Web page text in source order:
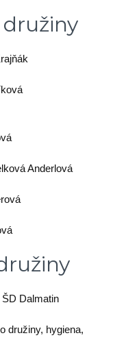
Anderlová
Dalmatin
hygiena,